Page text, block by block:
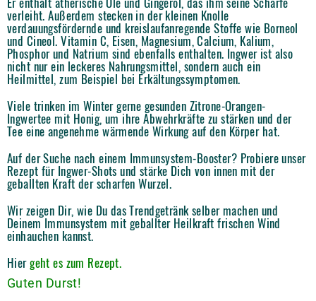
verleiht. Außerdem stecken in der kleinen Knolle
verdauungsfördernde und kreislaufanregende Stoffe wie Borneol
und Cineol. Vitamin C, Eisen, Magnesium, Calcium, Kalium,
Phosphor und Natrium sind ebenfalls enthalten. Ingwer ist also
nicht nur ein leckeres Nahrungsmittel, sondern auch ein
Heilmittel, zum Beispiel bei Erkältungssymptomen.
Viele trinken im Winter gerne gesunden Zitrone-Orangen-
Ingwertee mit Honig, um ihre Abwehrkräfte zu stärken und der
Tee eine angenehme wärmende Wirkung auf den Körper hat.
Auf der Suche nach einem Immunsystem-Booster? Probiere unser
Rezept für Ingwer-Shots und stärke Dich von innen mit der
geballten Kraft der scharfen Wurzel.
Wir zeigen Dir, wie Du das Trendgetränk selber machen und
Deinem Immunsystem mit geballter Heilkraft frischen Wind
einhauchen kannst.
Hiergeht es zum Rezept.
Guten Durst!